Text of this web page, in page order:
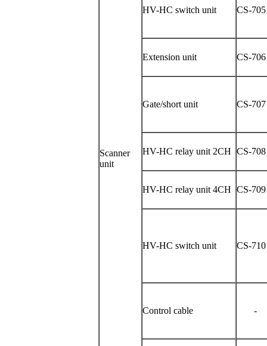
Scanner
unit
HV-HC switch unit CS-705
Extension unit CS-706
Gate/short unit CS-707
HV-HC relay unit 2CH CS-708
HV-HC relay unit 4CH CS-709
HV-HC switch unit CS-710
Control cable -